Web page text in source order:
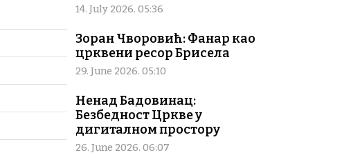
14. July 2026. 05:36
Зоран Чворовић: Фанар као
црквени ресор Брисела
29. June 2026. 05:10
Ненад Бадовинац:
Безбедност Цркве у
дигиталном простору
26. June 2026. 06:07